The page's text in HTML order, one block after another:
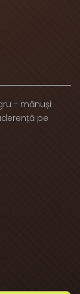
- mănuși
pe